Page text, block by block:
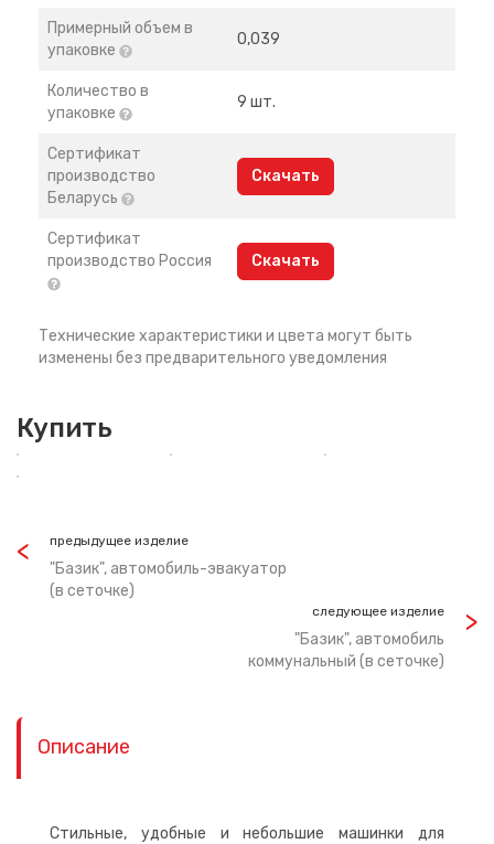
Примерный объем в
упаковке
0,039
Количество в
упаковке
9 шт.
Сертификат
производство
Беларусь
Скачать
Сертификат
производство Россия
Скачать
Технические характеристики и цвета могут быть
изменены без предварительного уведомления
Купить
предыдущее изделие
"Базик", автомобиль-эвакуатор
(в сеточке)
следующее изделие
"Базик", автомобиль
коммунальный (в сеточке)
Описание
Стильные, удобные и небольшие машинки для